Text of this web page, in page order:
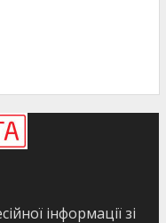
інформації зі